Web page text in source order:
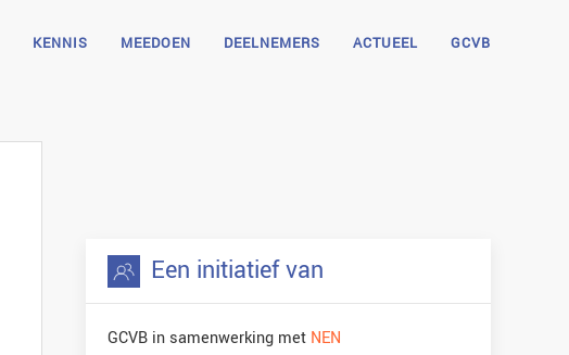
KENNIS MEEDOEN DEELNEMERS ACTUEEL GCVB
Een initiatief van
GCVB in samenwerking met NEN